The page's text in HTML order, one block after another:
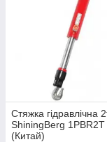
Стяжка гідравлічна
ShiningBerg 1PBR2T
(Китай)